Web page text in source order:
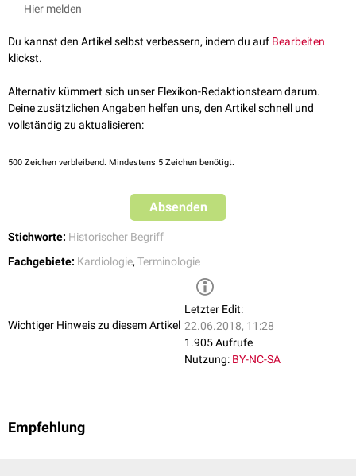
Hier melden
Du kannst den Artikel selbst verbessern, indem du auf Bearbeiten
klickst.
Alternativ kümmert sich unser Flexikon-Redaktionsteam darum.
Deine zusätzlichen Angaben helfen uns, den Artikel schnell und
vollständig zu aktualisieren:
500 Zeichen verbleibend. Mindestens 5 Zeichen benötigt.
Absenden
Stichworte: Historischer Begriff
Fachgebiete: Kardiologie, Terminologie
Wichtiger Hinweis zu diesem Artikel
Letzter Edit:
22.06.2018, 11:28
1.905 Aufrufe
Nutzung: BY-NC-SA
Empfehlung